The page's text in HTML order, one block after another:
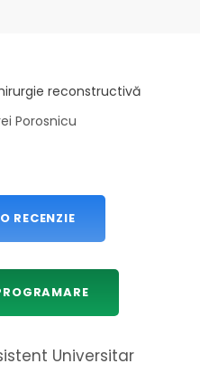
reconstructivă
Porosnicu
RECENZIE
Universitar